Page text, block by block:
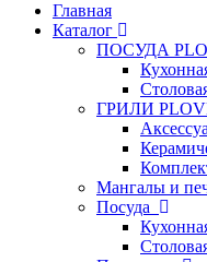
Главная
Каталог
ПОСУДА
ГРИЛИ
Мангалы и
Посуда